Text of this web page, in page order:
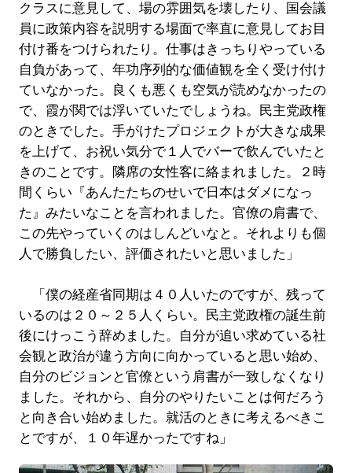
クラスに意見して、場の雰囲気を壊したり、国会議
員に政策内容を説明する場面で率直に意見してお目
付け番をつけられたり。仕事はきっちりやっている
自負があって、年功序列的な価値観を全く受け付け
ていなかった。良くも悪くも空気が読めなかったの
で、霞が関では浮いていたでしょうね。民主党政権
のときでした。手がけたプロジェクトが大きな成果
を上げて、お祝い気分で１人でバーで飲んでいたと
きのことです。隣席の女性客に絡まれました。２時
間くらい『あんたたちのせいで日本はダメになっ
た』みたいなことを言われました。官僚の肩書で、
この先やっていくのはしんどいなと。それよりも個
人で勝負したい、評価されたいと思いました」
「僕の経産省同期は４０人いたのですが、残って
いるのは２０～２５人くらい。民主党政権の誕生前
後にけっこう辞めました。自分が追い求めている社
会観と政治が違う方向に向かっていると思い始め、
自分のビジョンと官僚という肩書が一致しなくなり
ました。それから、自分のやりたいことは何だろう
と向き合い始めました。就活のときに考えるべきこ
とですが、１０年遅かったですね」